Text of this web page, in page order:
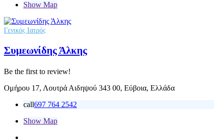
Show Map
Γενικός Ιατρός
Συμεωνίδης Άλκης
Be the first to review!
Ομήρου 17, Λουτρά Αιδηψού 343 00, Εύβοια, Ελλάδα
call697 764 2542
Show Map